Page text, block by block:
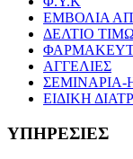
ΕΜΒΟΛΙΑ
ΔΕΛΤΙΟ
ΑΓΓΕΛΙΕΣ
ΣΕΜΙΝΑΡΙΑ-
ΕΙΔΙΚΗ
ΥΠΗΡΕΣΙΕΣ